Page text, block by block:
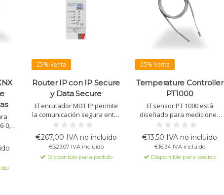
0,8
25% Venta
Router IP con IP Secure
y Data Secure
El enrutador MDT IP permite
la comunicación segura entre
el PC y el bus KNX a través de
LAN. Soporta hasta 4
conexiones simultáneas, KNX
IP Secure y Data Secure, sin
necesidad de alimentación
€267,00 IVA no incluido
€323,07 IVA incluido
Disponible para pedido
25% Venta
Temperature Controller
PT1000
El sensor PT 1000 está
diseñado para mediciones
de temperatura precisas en
varias aplicaciones. Fácil de
instalar con cables de hasta
12 metros, compatible con
sistemas KNX para una
€13,50 IVA no incluido
€16,34 IVA incluido
Disponible para pedido